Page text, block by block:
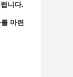
니다.
마련